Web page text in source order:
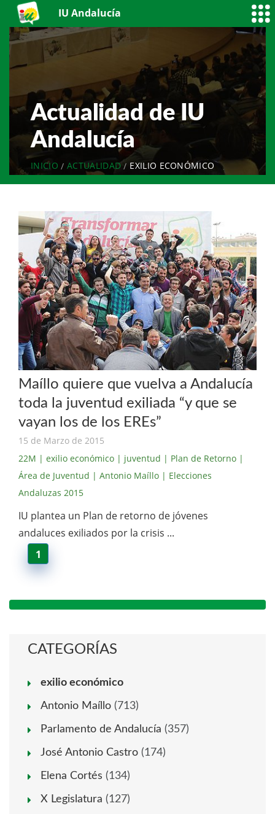
IU Andalucía
Actualidad de IU
Andalucía
INICIO ACTUALIDAD EXILIO ECONÓMICO
Maíllo quiere que vuelva a Andalucía
toda la juventud exiliada “y que se
vayan los de los EREs”
15 de Marzo de 2015
22M | exilio económico | juventud | Plan de Retorno |
Área de Juventud | Antonio Maíllo | Elecciones
Andaluzas 2015
IU plantea un Plan de retorno de jóvenes
andaluces exiliados por la crisis ...
1
CATEGORÍAS
exilio económico
Antonio Maíllo (713)
Parlamento de Andalucía (357)
José Antonio Castro (174)
Elena Cortés (134)
X Legislatura (127)